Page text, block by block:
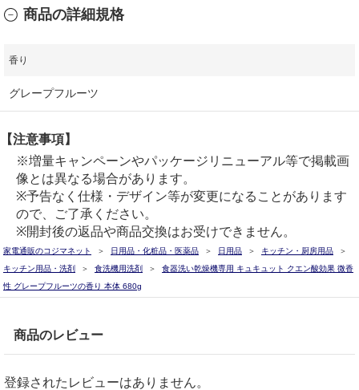
商品の詳細規格
香り
グレープフルーツ
【注意事項】
※増量キャンペーンやパッケージリニューアル等で掲載画
像とは異なる場合があります。
※予告なく仕様・デザイン等が変更になることがあります
ので、ご了承ください。
※開封後の返品や商品交換はお受けできません。
家電通販のコジマネット 日用品・化粧品・医薬品 日用品
キッチン・厨房用品
キッチン用品・洗剤
食洗機用洗剤
食器洗い乾燥機専用 キュキュット クエン酸効果 微香
性 グレープフルーツの香り 本体 680g
商品のレビュー
登録されたレビューはありません。